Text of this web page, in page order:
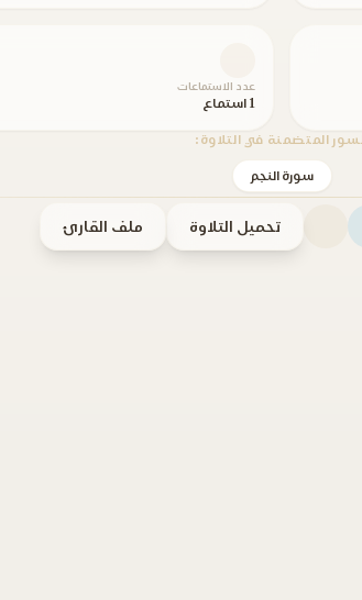
عدد الاستماعات
1 استماع
المتضمنة في التلاوة:
سورة النجم
تحميل التلاوة ملف القارئ